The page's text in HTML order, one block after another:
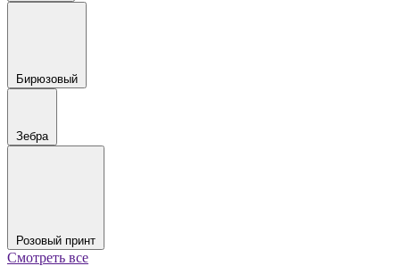
Бирюзовый
Зебра
Розовый принт
Смотреть все